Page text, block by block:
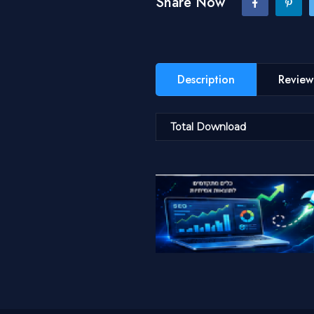
Description Review
Total Download